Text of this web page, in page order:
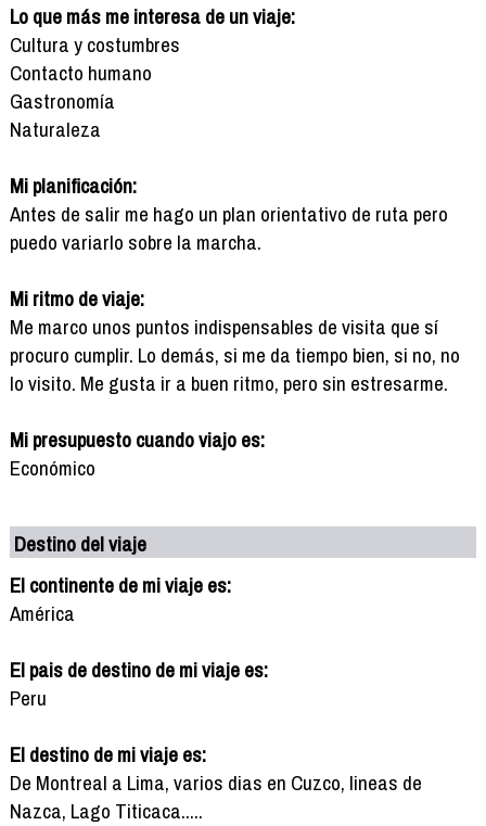
Lo que más me interesa de un viaje:
Cultura y costumbres
Contacto humano
Gastronomía
Naturaleza
Mi planificación:
Antes de salir me hago un plan orientativo de ruta pero
puedo variarlo sobre la marcha.
Mi ritmo de viaje:
Me marco unos puntos indispensables de visita que sí
procuro cumplir. Lo demás, si me da tiempo bien, si no, no
lo visito. Me gusta ir a buen ritmo, pero sin estresarme.
Mi presupuesto cuando viajo es:
Económico
Destino del viaje
El continente de mi viaje es:
América
El pais de destino de mi viaje es:
Peru
El destino de mi viaje es:
De Montreal a Lima, varios dias en Cuzco, lineas de
Nazca, Lago Titicaca.....